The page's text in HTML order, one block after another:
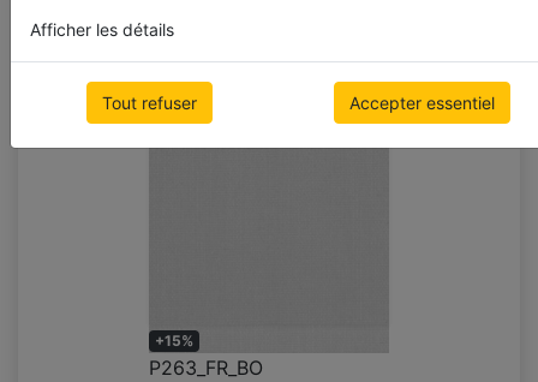
Afficher les détails
Tout refuser Accepter essentiel
+15%
P263_FR_BO